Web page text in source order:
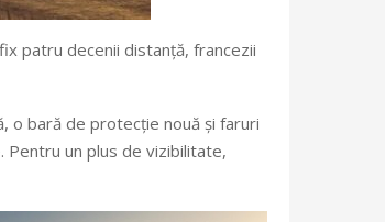
patru decenii distanță, francezii
o bară de protecție nouă și faruri
Pentru un plus de vizibilitate,